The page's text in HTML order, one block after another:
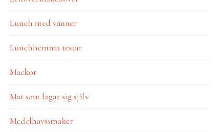
Lunch med vänner
Lunchhemma testar
Mackor
Mat som lagar sig själv
Medelhavssmaker